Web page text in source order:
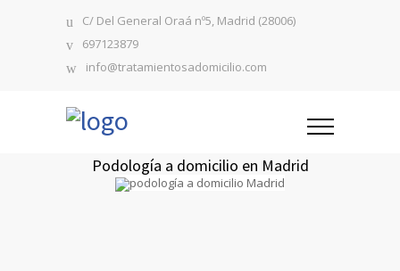
C/ Del General Oraá nº5, Madrid (28006)
697123879
info@tratamientosadomicilio.com
Podología a domicilio en Madrid